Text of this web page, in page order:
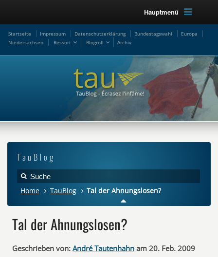
Hauptmenü
Startseite Impressum Datenschutzerklärung Bundestagswahl
Europa
Niedersachsen
Ressort Blogroll Archiv
TauBlog
Home TauBlog Tal der Ahnungslosen?
Tal der Ahnungslosen?
Geschrieben von: André Tautenhahn am 20. Feb. 2009